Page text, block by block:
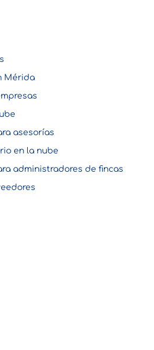
Mérida
asesorías
en la nube
administradores de fincas